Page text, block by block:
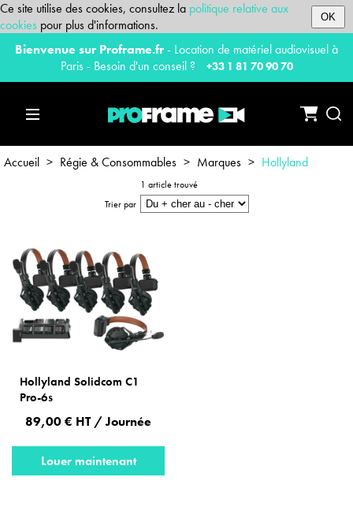
Ce site utilise des cookies, consultez la politique relative aux
cookies pour plus d'informations. OK
Bienvenue sur Proframe.fr- Location de matériel audiovisuel à
Paris - Besoin d'un conseil ?
+33 1 81 70 90 70
Accueil > Régie & Consommables > Marques > Hollyland
1 article trouvé
Trier par
Hollyland Solidcom C1
Pro-6s
89,00 € HT / Journée
Louer maintenant